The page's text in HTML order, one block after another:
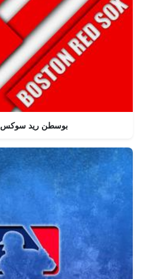
شعار mlb بوسطن ريد سوكس